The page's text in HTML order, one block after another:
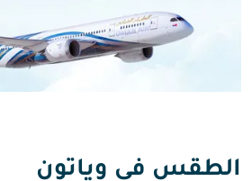
الطقس في وياتون